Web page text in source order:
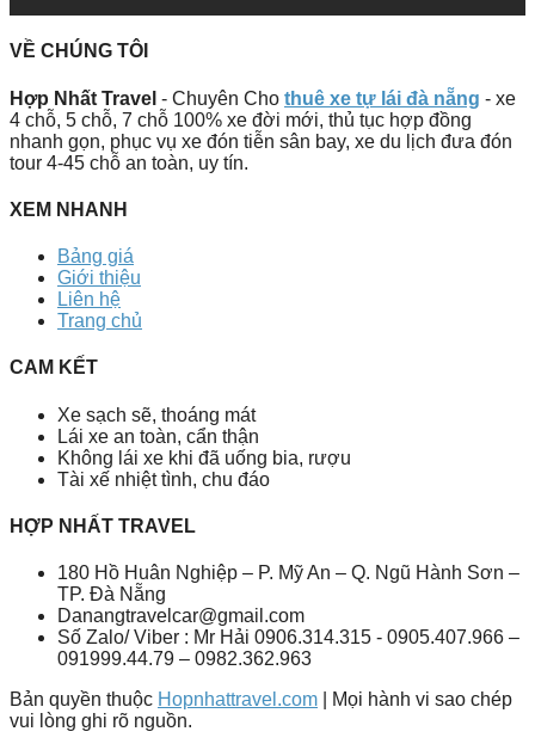
VỀ CHÚNG TÔI
Hợp Nhất Travel - Chuyên Cho thuê xe tự lái đà nẵng - xe
4 chỗ, 5 chỗ, 7 chỗ 100% xe đời mới, thủ tục hợp đồng
nhanh gọn, phục vụ xe đón tiễn sân bay, xe du lịch đưa đón
tour 4-45 chỗ an toàn, uy tín.
XEM NHANH
Bảng giá
Giới thiệu
Liên hệ
Trang chủ
CAM KẾT
Xe sạch sẽ, thoáng mát
Lái xe an toàn, cẩn thận
Không lái xe khi đã uống bia, rượu
Tài xế nhiệt tình, chu đáo
HỢP NHẤT TRAVEL
180 Hồ Huân Nghiệp – P. Mỹ An – Q. Ngũ Hành Sơn –
TP. Đà Nẵng
Danangtravelcar@gmail.com
Số Zalo/ Viber : Mr Hải 0906.314.315 - 0905.407.966 –
091999.44.79 – 0982.362.963
Bản quyền thuộc Hopnhattravel.com | Mọi hành vi sao chép
vui lòng ghi rõ nguồn.